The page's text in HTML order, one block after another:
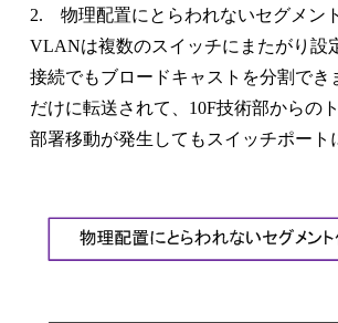
2. 物理配置にとらわれないセグメン
VLANは複数のスイッチにまたがり設
接続でもブロードキャストを分割でき
だけに転送されて、10F技術部からの
部署移動が発生してもスイッチポート